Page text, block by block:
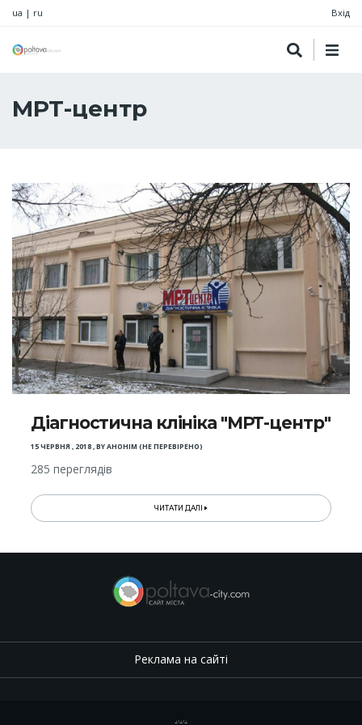
ua | ru Вхід
МРТ-центр
Діагностична клініка "МРТ-центр"
15 ЧЕРВНЯ , 2018,BYАНОНІМ (НЕ ПЕРЕВІРЕНО)
285 переглядів
ЧИТАТИ ДАЛІ
Реклама на сайті
, ,